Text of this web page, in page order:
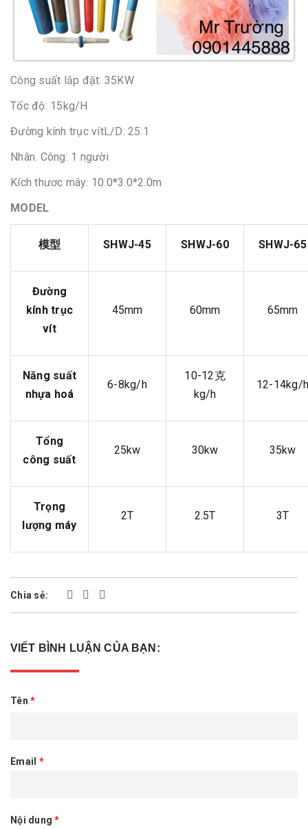
Công suất lắp đặt: 35KW
Tốc độ: 15kg/H
Đường kính trục vítL/D: 25:1
Nhân. Công: 1 người
Kích thươc máy: 10.0*3.0*2.0m
MODEL
模型 SHWJ-45 SHWJ-60 SHWJ-65
Đường
kính trục
vít
45mm 60mm 65mm
Năng suất
nhựa hoá
6-8kg/h
10-12克
kg/h
12-14kg/
Tổng
công suất
25kw 30kw 35kw
Trọng
lượng máy
2T 2.5T 3T
Chia sẻ:
VIẾT BÌNH LUẬN CỦA BẠN:
Tên *
Email *
Nội dung*